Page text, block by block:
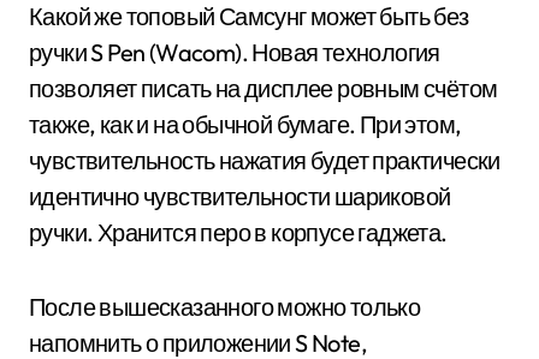
Какой же топовый Самсунг может быть без
ручки S Pen (Wacom). Новая технология
позволяет писать на дисплее ровным счётом
также, как и на обычной бумаге. При этом,
чувствительность нажатия будет практически
идентично чувствительности шариковой
ручки. Хранится перо в корпусе гаджета.
После вышесказанного можно только
напомнить о приложении S Note,